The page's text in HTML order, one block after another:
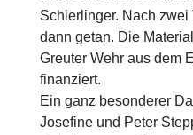
Schierlinger. Nach zwei
dann getan. Die
Greuter Wehr aus dem
finanziert.
Ein ganz besonderer
Josefine und Peter